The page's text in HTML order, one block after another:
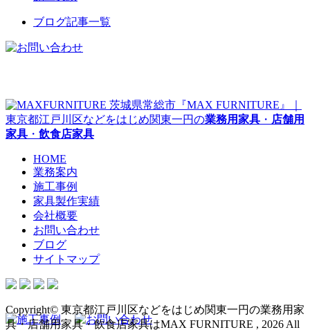
ブログ記事一覧
茨城県常総市『MAX FURNITURE』｜
東京都江戸川区などをはじめ関東一円の業務用家具 ・ 店舗用
家具 ・ 飲食店家具
HOME
業務案内
施工事例
家具製作実績
会社概要
お問い合わせ
ブログ
サイトマップ
Copyright© 東京都江戸川区などをはじめ関東一円の業務用家
具・店舗用家具・飲食店家具はMAX FURNITURE , 2026 All